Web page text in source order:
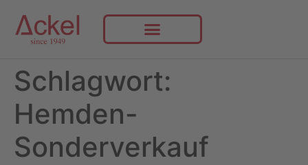
Schlagwort:
Hemden-
Sonderverkauf